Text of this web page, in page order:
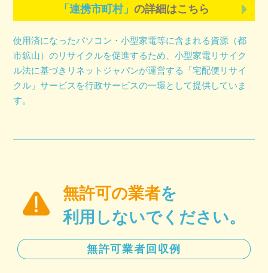
「連携市町村」 の詳細はこちら
使用済になったパソコン・小型家電等に含まれる資源（都
市鉱山）のリサイクルを促進するため、小型家電リサイク
ル法に基づきリネットジャパンが運営する「宅配便リサイ
クル」サービスを行政サービスの一環として提供していま
す。
無許可の業者を
利用しないでください。
無許可業者回収例